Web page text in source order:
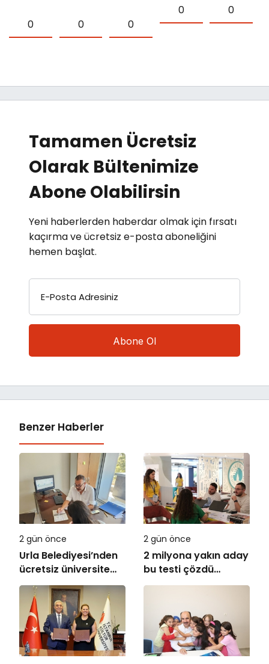
0 0 0
0 0
Tamamen Ücretsiz
Olarak Bültenimize
Abone Olabilirsin
Yeni haberlerden haberdar olmak için fırsatı
kaçırma ve ücretsiz e-posta aboneliğini
hemen başlat.
E-Posta Adresiniz
Benzer Haberler
2 gün önce
Urla Belediyesi’nden
ücretsiz üniversite
tercih danışmanlığı
2 gün önce
2 milyona yakın aday
bu testi çözdü…